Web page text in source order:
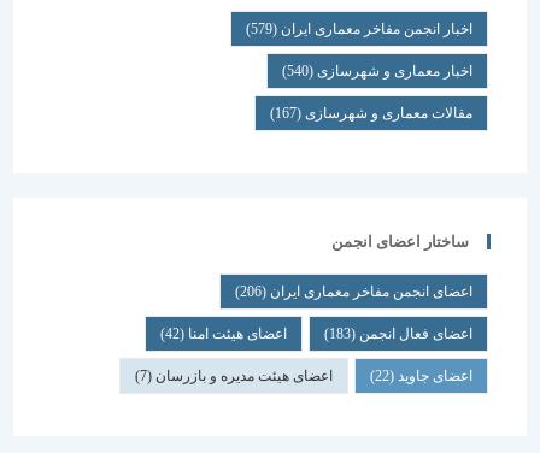
اخبار انجمن مفاخر معماری ایران (579)
اخبار معماری و شهرسازی(540)
مقالات معماری و شهرسازی(167)
ساختار اعضای انجمن
اعضای انجمن مفاخر معماری ایران (206)
اعضای فعال انجمن(183) اعضای هیئت امنا(42)
اعضای جاوید(22) اعضای هیئت مدیره و بازرسان(7)